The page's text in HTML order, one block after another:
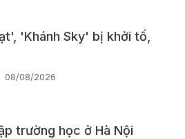
'Khánh Sky' bị khởi tố,
08/08/2026
trường học ở Hà Nội